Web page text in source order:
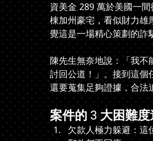
資美金 289 萬於美國一
棟加州豪宅，看似財力雄
覺這是一場精心策劃的詐
陳先生無奈地說：「我
討回公道！」。接到這個
還要蒐集足夠證據，合法
案件的 3 大困難
欠款人極力躲避：這